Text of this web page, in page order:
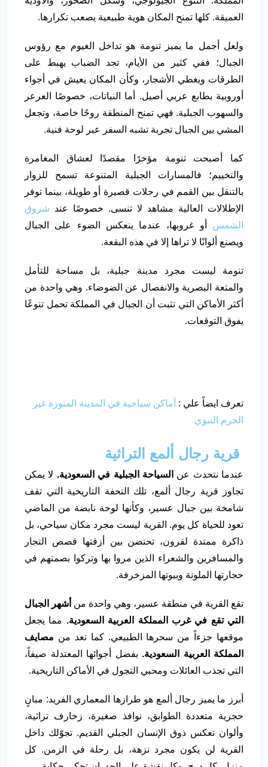
العميقة. كلها تمنح المكان هوية طبيعية يصعب تكرارها.
ولعل أجمل ما يميز تنومة هو تداخل الغيوم مع رؤوس
الجبال؛ ففي كثير من الأيام، تجد الضباب يهبط على
الطرقات ويغطي الأشجار، وكأن المكان يعيش في أجواء
أوروبية بطابع عربي أصيل. أما النباتات، خصوصًا العرعر
والسهوب الجبلية. فهي تمنح المنطقة روحًا خاصة، وتجعل
المشي بين الجبال تجربة تشبه السفر عبر لوحة فنية.
كما أصبحت تنومة مؤخرًا مقصدًا لعشاق المغامرة
والتخييم؛ فالمسارات الجبلية المتنوعة تسمح للزوار
بالتنقل بين القمم في رحلات قصيرة أو طويلة، بينما توفر
الإطلالات العالية مشاهد لا تنسى. خصوصًا عند شروق
الشمس أو غروبها، عندما ينعكس الضوء على الجبال
ويصنع ألوانًا لا تراها إلا في هذه البقعة.
تنومة ليست مجرد مدينة جبلية، بل مساحة للتأمل
والمتعة البصرية والانفصال عن الضوضاء. وهي واحدة من
أكثر الأماكن التي تثبت أن الجبال في المملكة تحمل تنوعًا
يفوق التوقعات.
تعرف ايضاً علي : أماكن سياحية في المدينة المنورة غير
الحرم النبوي
قرية رجال ألمع التراثية
عندما نتحدث عن السياحة الجبلية في السعودية. لا يمكن
تجاوز قرية رجال ألمع، تلك التحفة التاريخية التي تقف
شامخة بين جبال عسير، وكأنها لوحة نابضة من الماضي
تعود للحياة كل يوم. القرية ليست مجرد مكان سياحي، بل
ذاكرة ممتدة لقرون، تحتضن بين أزقتها قصص التجار
والمسافرين والشعراء الذين مروا بها وتركوا بصمتهم في
حجارتها الملونة وبيوتها المزخرفة.
تقع القرية في منطقة عسير، وهي واحدة من أشهر الجبال
التي تقع في غرب المملكة العربية السعودية. مما يجعل
موقعها جزءاً من سحرها الطبيعي. كما تعد من مصايف
المملكة العربية السعودية. بفضل أجوائها المعتدلة صيفاً،
التي تجذب العائلات ومحبي التجول في الأماكن التاريخية.
أبرز ما يميز رجال ألمع هو طرازها المعماري الفريد: مبانٍ
حجرية متعددة الطوابق، نوافذ صغيرة، زخارف تراثية،
وألوان تعكس ذوق الإنسان الجبلي القديم. تجوّلك داخل
القرية لن يكون مجرد نزهة، بل رحلة في الزمن. كل